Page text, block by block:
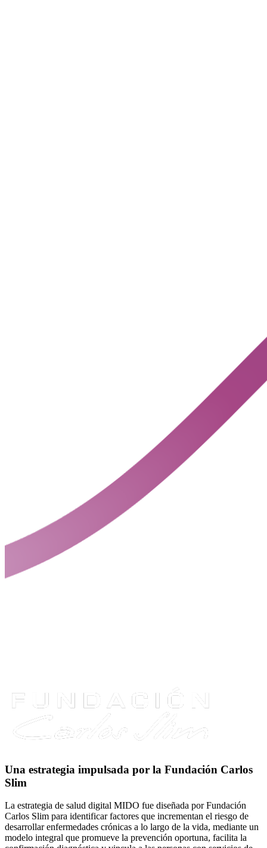
Una estrategia impulsada por la Fundación Carlos
Slim
La estrategia de salud digital MIDO fue diseñada por Fundación
Carlos Slim para identificar factores que incrementan el riesgo de
desarrollar enfermedades crónicas a lo largo de la vida, mediante un
modelo integral que promueve la prevención oportuna, facilita la